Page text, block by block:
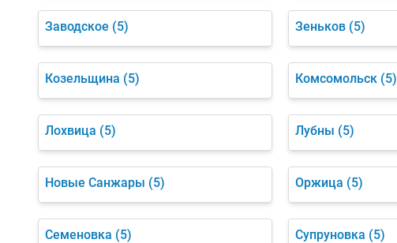
Заводское (5) Зеньков (5)
Козельщина (5) Комсомольск (5)
Лохвица (5) Лубны (5)
Новые Санжары (5) Оржица (5)
Семеновка (5) Супруновка (5)